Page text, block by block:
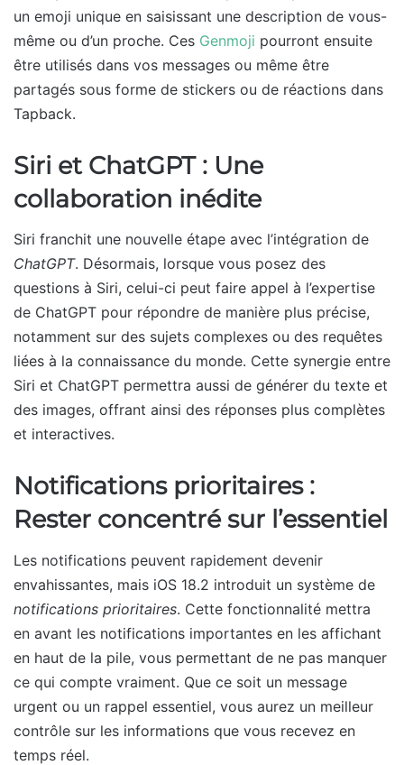
un emoji unique en saisissant une description de vous-
même ou d’un proche. Ces Genmoji pourront ensuite
être utilisés dans vos messages ou même être
partagés sous forme de stickers ou de réactions dans
Tapback.
Siri et ChatGPT : Une
collaboration inédite
Siri franchit une nouvelle étape avec l’intégration de
ChatGPT. Désormais, lorsque vous posez des
questions à Siri, celui-ci peut faire appel à l’expertise
de ChatGPT pour répondre de manière plus précise,
notamment sur des sujets complexes ou des requêtes
liées à la connaissance du monde. Cette synergie entre
Siri et ChatGPT permettra aussi de générer du texte et
des images, offrant ainsi des réponses plus complètes
et interactives.
Notifications prioritaires :
Rester concentré sur l’essentiel
Les notifications peuvent rapidement devenir
envahissantes, mais iOS 18.2 introduit un système de
notifications prioritaires. Cette fonctionnalité mettra
en avant les notifications importantes en les affichant
en haut de la pile, vous permettant de ne pas manquer
ce qui compte vraiment. Que ce soit un message
urgent ou un rappel essentiel, vous aurez un meilleur
contrôle sur les informations que vous recevez en
temps réel.